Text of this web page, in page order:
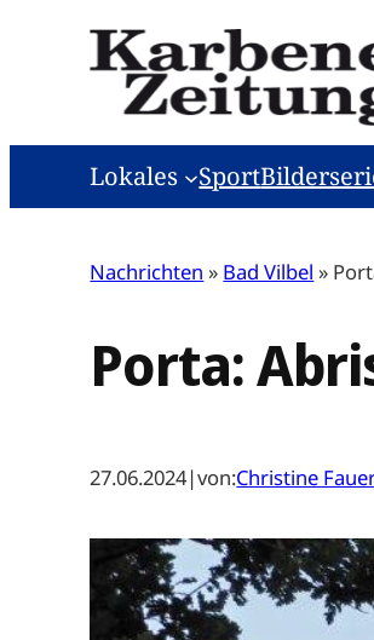
Lokales Sport
Nachrichten » Bad Vilbel »
Porta:
27.06.2024|von:Christine